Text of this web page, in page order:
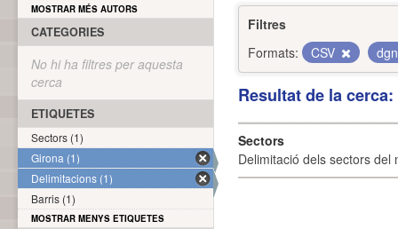
Filtres
Formats:
CSV
Resultat de la
Sectors
Delimitació dels sectors del
MOSTRAR MÉS AUTORS
CATEGORIES
No hi ha filtres per aquesta
cerca
ETIQUETES
Sectors (1)
Girona (1)
Delimitacions (1)
Barris (1)
MOSTRAR MENYS ETIQUETES